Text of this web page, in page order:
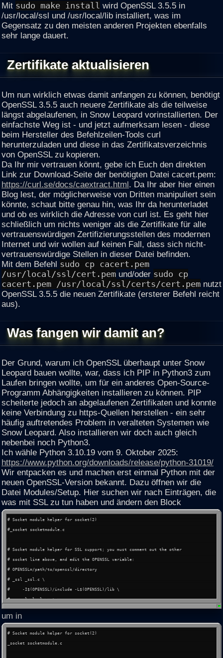
Mit sudo make install wird OpenSSL 3.5.5 in
/usr/local/ssl und /usr/local/lib installiert, was im
Gegensatz zu den meisten anderen Projekten ebenfalls
sehr lange dauert.
Zertifikate aktualisieren
Um nun wirklich etwas damit anfangen zu können, benötigt
OpenSSL 3.5.5 auch neuere Zertifikate als die teilweise
längst abgelaufenen, in Snow Leopard vorinstallierten. Der
einfachste Weg ist - und jetzt aufmerksam lesen - diese
beim Hersteller des Befehlzeilen-Tools curl
herunterzuladen und diese in das Zertifikatsverzeichnis
von OpenSSL zu kopieren.
Da Ihr mir vertrauen könnt, gebe ich Euch den direkten
Link zur Download-Seite der benötigten Datei cacert.pem:
https://curl.se/docs/caextract.html. Da Ihr aber hier einen
Blog lest, der möglicherweise von Dritten manipuliert sein
könnte, schaut bitte genau hin, was Ihr da herunterladet
und ob es wirklich die Adresse von curl ist. Es geht hier
schließlich um nichts weniger als die Zertifikate für alle
vertrauenswürdigen Zertifizierungsstellen des modernen
Internet und wir wollen auf keinen Fall, dass sich nicht-
vertrauenswürdige Stellen in dieser Datei befinden.
Mit dem Befehl sudo cp cacert.pem
/usr/local/ssl/cert.pem und/oder sudo cp
cacert.pem /usr/local/ssl/certs/cert.pem nutzt
OpenSSL 3.5.5 die neuen Zertifikate (ersterer Befehl reicht
aus).
Was fangen wir damit an?
Der Grund, warum ich OpenSSL überhaupt unter Snow
Leopard bauen wollte, war, dass ich PIP in Python3 zum
Laufen bringen wollte, um für ein anderes Open-Source-
Programm Abhängigkeiten installieren zu können. PIP
scheiterte jedoch an abgelaufenen Zertifikaten und konnte
keine Verbindung zu https-Quellen herstellen - ein sehr
häufig auftretendes Problem in veralteten Systemen wie
Snow Leopard. Also installieren wir doch auch gleich
nebenbei noch Python3.
Ich wähle Python 3.10.19 vom 9. Oktober 2025:
https://www.python.org/downloads/release/python-31019/
Wir entpacken es und machen erst einmal Python mit der
neuen OpenSSL-Version bekannt. Dazu öffnen wir die
Datei Modules/Setup. Hier suchen wir nach Einträgen, die
was mit SSL zu tun haben und ändern den Block
# Socket module helper for socket(2)
#_socket socketmodule.c
# Socket module helper for SSL support; you must comment out the other
# socket line above, and edit the OPENSSL variable:
# OPENSSL=/path/to/openssl/directory
# _ssl _ssl.c \
# -I$(OPENSSL)/include -L$(OPENSSL)/lib \
# -lssl -lcrypto
#_hashlib _hashopenssl.c \
# -I$(OPENSSL)/include -L$(OPENSSL)/lib \
# -lcrypto
um in
# Socket module helper for socket(2)
_socket socketmodule.c